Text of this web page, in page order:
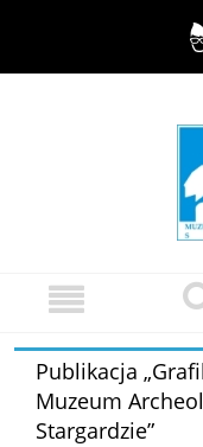
Publikacja
Muzeum
Stargardzie”